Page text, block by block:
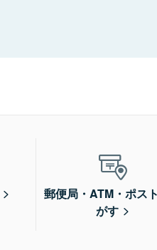
郵便局・ATM・ポス
がす